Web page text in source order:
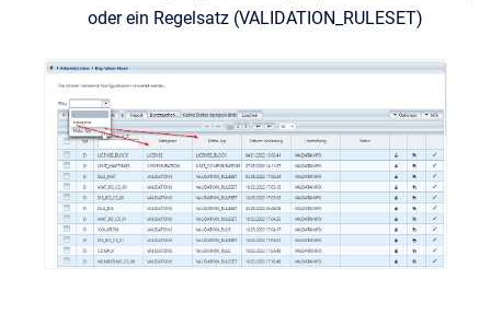
oder ein Regelsatz (VALIDATION_RULESET)